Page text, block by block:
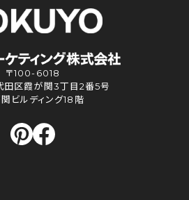
〒100-6018
田区霞が関3丁目2番5号
ビルディング18階